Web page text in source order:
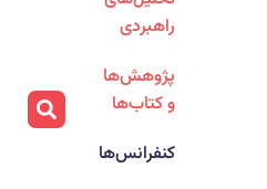
راهبردی
پژوهش‌ها
و کتاب‌ها
کنفرانس‌ها